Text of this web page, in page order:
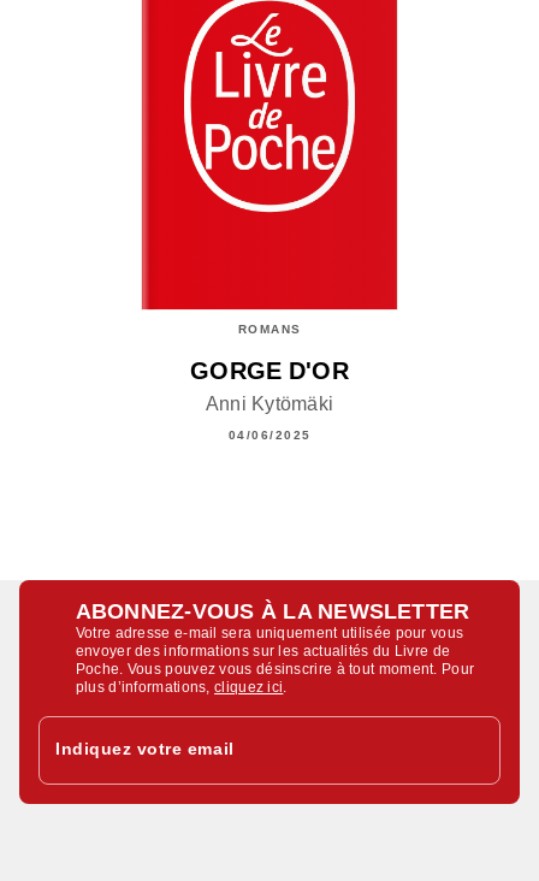
ROMANS
GORGE D'OR
Anni Kytömäki
04/06/2025
ABONNEZ-VOUS À LA NEWSLETTER
Votre adresse e-mail sera uniquement utilisée pour vous
envoyer des informations sur les actualités du Livre de
Poche. Vous pouvez vous désinscrire à tout moment. Pour
plus d’informations,cliquez ici
Indiquez votre email